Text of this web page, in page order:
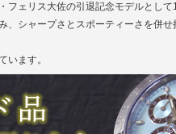
ェリス大佐の引退記念モデルとして
シャープさとスポーティーさを併
います。